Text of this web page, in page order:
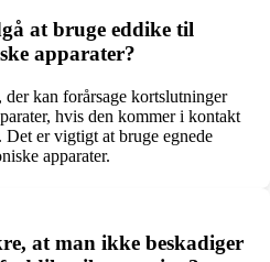
at bruge eddike til
apparater?
kan forårsage kortslutninger
hvis den kommer i kontakt
er vigtigt at bruge egnede
apparater.
at man ikke beskadiger